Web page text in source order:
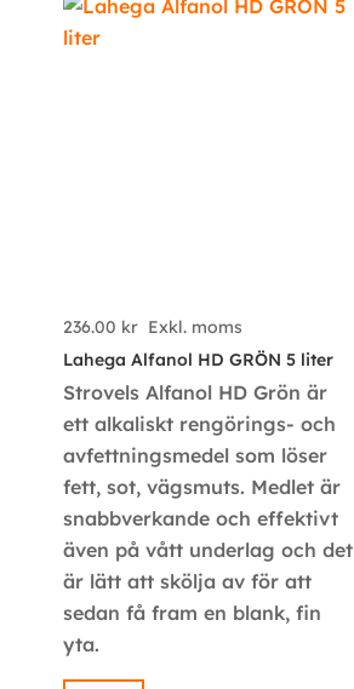
236.00 kr Exkl. moms
Lahega Alfanol HD GRÖN 5 liter
Strovels Alfanol HD Grön är
ett alkaliskt rengörings- och
avfettningsmedel som löser
fett, sot, vägsmuts. Medlet är
snabbverkande och effektivt
även på vått underlag och det
är lätt att skölja av för att
sedan få fram en blank, fin
yta.